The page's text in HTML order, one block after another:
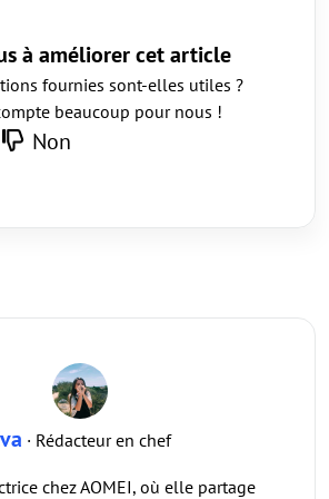
à améliorer cet article
fournies sont-elles utiles ?
beaucoup pour nous !
Non
· Rédacteur en chef
chez AOMEI, où elle partage